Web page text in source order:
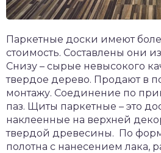
Паркетные доски имеют
стоимость. Составлены они
Снизу – сырые невысокого
твердое дерево. Продают в
монтажу. Соединение по
паз. Щиты паркетные – это
наклеенные на верхней
твердой древесины. По
полотна с нанесением лака,